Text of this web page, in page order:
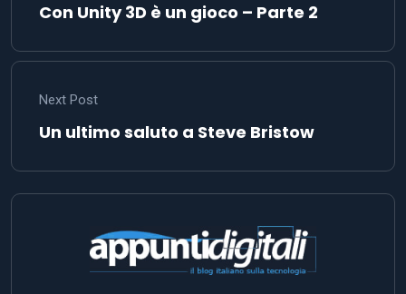
Con Unity 3D è un gioco – Parte 2
Next Post
Un ultimo saluto a Steve Bristow